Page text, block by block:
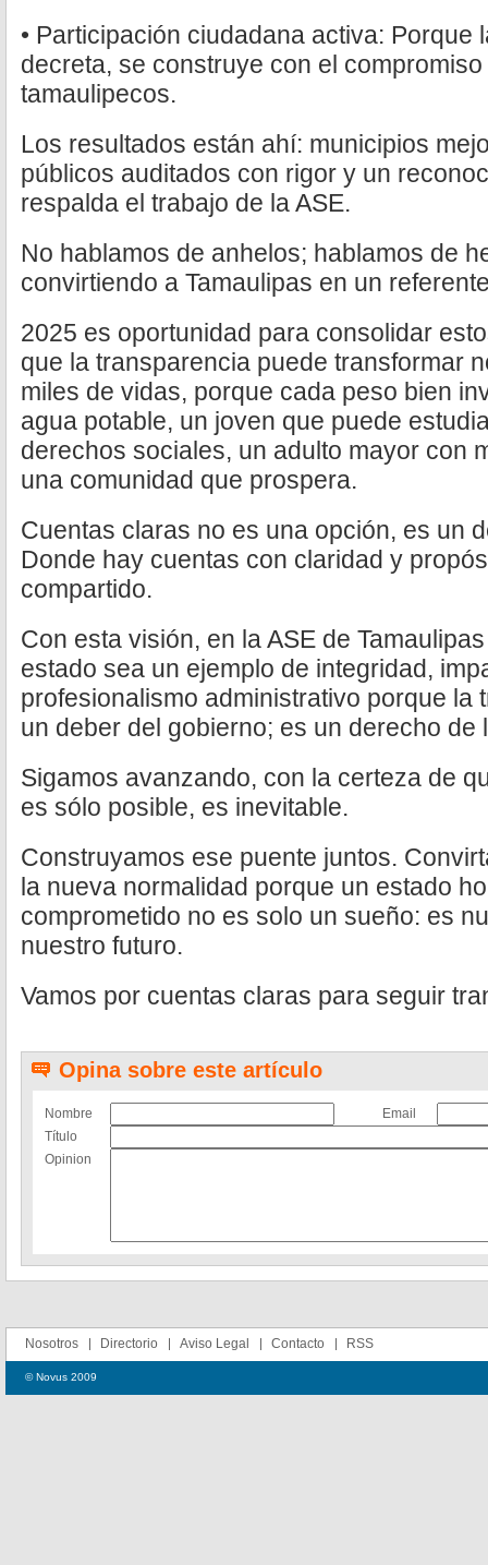
• Participación ciudadana activa: Porque
decreta, se construye con el
tamaulipecos.
Los resultados están ahí: municipios
públicos auditados con rigor y un
respalda el trabajo de la ASE.
No hablamos de anhelos; hablamos de
convirtiendo a Tamaulipas en un
2025 es oportunidad para consolidar
que la transparencia puede transformar
miles de vidas, porque cada peso bien
agua potable, un joven que puede
derechos sociales, un adulto mayor con
una comunidad que prospera.
Cuentas claras no es una opción, es un
Donde hay cuentas con claridad y
compartido.
Con esta visión, en la ASE de
estado sea un ejemplo de integridad,
profesionalismo administrativo porque la
un deber del gobierno; es un derecho de
Sigamos avanzando, con la certeza de
es sólo posible, es inevitable.
Construyamos ese puente juntos.
la nueva normalidad porque un estado
comprometido no es solo un sueño: es
nuestro futuro.
Vamos por cuentas claras para seguir
Opina sobre este artículo
Nombre
Email
Título
Opinion
Nosotros Directorio Aviso Legal Contacto RSS
© Novus 2009